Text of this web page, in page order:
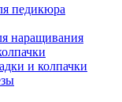
педикюра
наращивания
и колпачки